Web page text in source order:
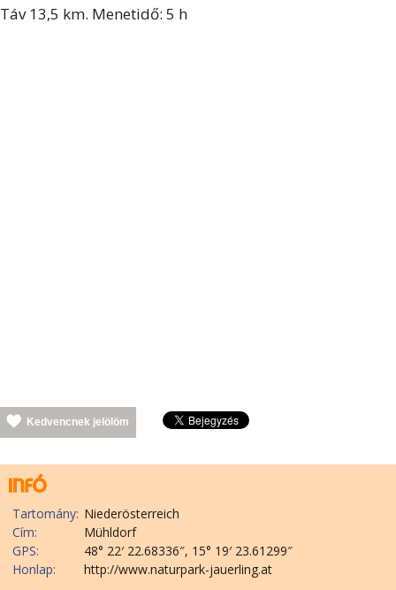
Táv 13,5 km. Menetidő: 5 h
Kedvencnek jelölöm
Tartomány: Niederösterreich
Cím:
Mühldorf
GPS:
48° 22′ 22.68336″, 15° 19′ 23.61299″
Honlap:
http://www.naturpark-jauerling.at